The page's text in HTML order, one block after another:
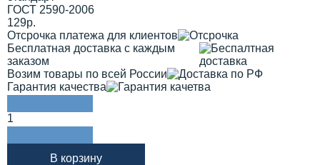
ГОСТ 2590-2006
129р.
Отсрочка платежа для клиентов
Бесплатная доставка с каждым
заказом
Возим товары по всей России
Гарантия качества
1
В корзину